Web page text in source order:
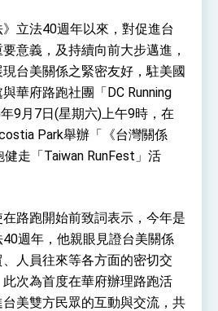
新社」（AFP）專訪內容
佳龍於《外交事務》撰文指出：自由
灣，團結合作方能守護繁榮
龍出席《台灣光華雜誌》50週年慶
，分享世界的光華」開幕式，期許數
向下個50年
台美經濟繁榮夥伴對話」記者會 說
三大戰略方向 盼與民主夥伴共同引
代的繁榮
龍接受印尼「時代雜誌」專訪，闡
龍接見美國智庫「德國馬歇爾基金
行，深化跨大西洋戰略夥伴關係
獲階段性成果 卓揆期勉爭取時間完
貿易協定」簽署
稅談判階段性結果有助臺灣取得有
全力支持「臺美對等貿易協定」簽署
立法40週年以來，對促進台
意義，及持續向前大步邁進，
台美關係之緊密友好，駐美國
華府路跑社團「DC Running
9月7日(星期六)上午9時，在
Park舉辦「《台灣關係
走「Taiwan RunFest」活
路跑開始前致詞表示，今年是
40週年，他親眼見證台美關係
人員往來等各方面的密切交
次為首度在華府辦理路跑活
美雙方民眾的互動與交流，共